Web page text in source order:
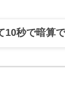
ギャグ、子